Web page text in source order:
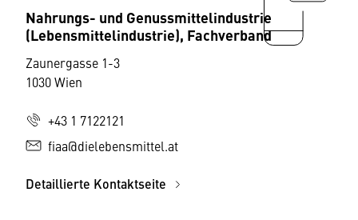
Nahrungs- und Genussmittelindustrie
(Lebensmittelindustrie), Fachverband
Zaunergasse 1-3
1030 Wien
+43 1 7122121
fiaa@dielebensmittel.at
Detaillierte Kontaktseite